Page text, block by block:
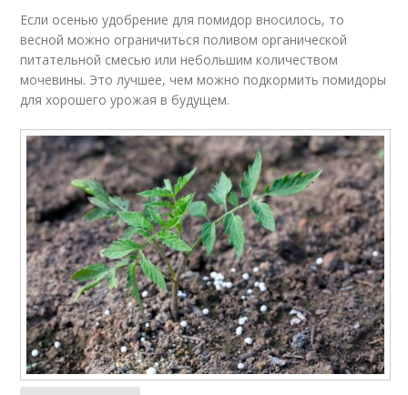
Если осенью удобрение для помидор вносилось, то
весной можно ограничиться поливом органической
питательной смесью или небольшим количеством
мочевины. Это лучшее, чем можно подкормить помидоры
для хорошего урожая в будущем.